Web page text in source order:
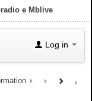
e Mblive
Log in